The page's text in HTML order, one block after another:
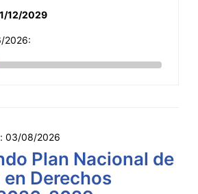
12/2029
2026:
03/08/2026
Plan Nacional de
Derechos